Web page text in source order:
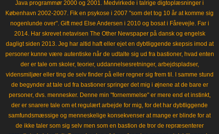
Java programmør 2000 og 2001. Medvirkede i talrige digtoplæsninger i
København 2002-2007. Fik en psykose i 2007 "som det tog 10 år at komme sig
nogenlunde over". Gift med Else Andersen i 2010 og bosat i Fårevejle. Far i
2014. Har skrevet netavisen The Other Newspaper på dansk og engelsk
dagligt siden 2013. Jeg har altid haft eller ejet en dybtliggende skepsis imod at
personer kunne være autentiske når de udtalte sig ud fra bastioner, hvad enten
der er tale om skoler, teorier, uddannelsesretninger, arbejdspladser,
vidensmiljøer eller ting de selv finder på eller regner sig frem til. I samme stund
de begynder at tale ud fra bastioner springer det mig i øjnene at de bare er
personer, dvs. mennesker. Denne min "fornemmelse" er mere end et instinkt,
der er snarere tale om et regulært arbejde for mig, for det har dybtliggende
samfundsmæssige og menneskelige konsekvenser at mange er blinde for at
de ikke taler som sig selv men som en bastion de tror de repræsenterer